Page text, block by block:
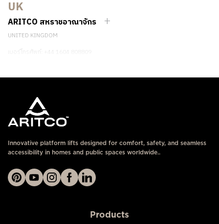
ติดต่อเรา
UK
ARITCO สหราชอาณาจักร
UNITED KINGDOM
เบอร์โทรศัพท์: +44 1604 808809
Innovative platform lifts designed for comfort, safety, and seamless
accessibility in homes and public spaces worldwide..
Products